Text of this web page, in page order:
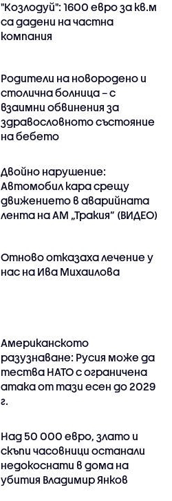
"Козлодуй": 1600 евро за кв.м
са дадени на частна
компания
Родители на новородено и
столична болница – с
взаимни обвинения за
здравословното състояние
на бебето
Двойно нарушение:
Автомобил кара срещу
движението в аварийната
лента на АМ „Тракия” (ВИДЕО)
Отново отказаха лечение у
нас на Ива Михаилова
Американското
разузнаване: Русия може да
тества НАТО с ограничена
атака от тази есен до 2029
г.
Над 50 000 евро, злато и
скъпи часовници останали
недокоснати в дома на
убития Владимир Янков